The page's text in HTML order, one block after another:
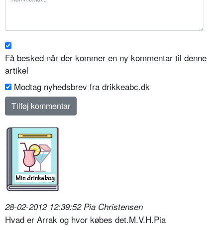
Få besked når der kommer en ny kommentar til denne
artikel
Modtag nyhedsbrev fra drikkeabc.dk
28-02-2012 12:39:52 Pia Christensen
Hvad er Arrak og hvor købes det.M.V.H.Pia